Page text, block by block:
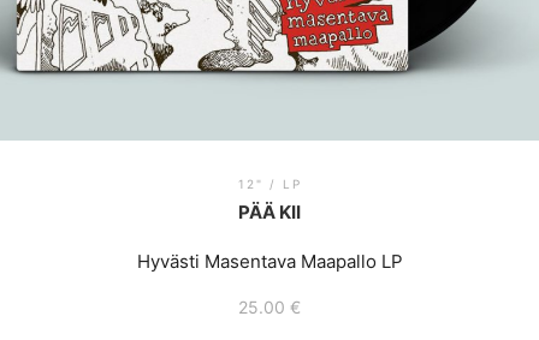
12" / LP
PÄÄ KII
Hyvästi Masentava Maapallo LP
25.00 €